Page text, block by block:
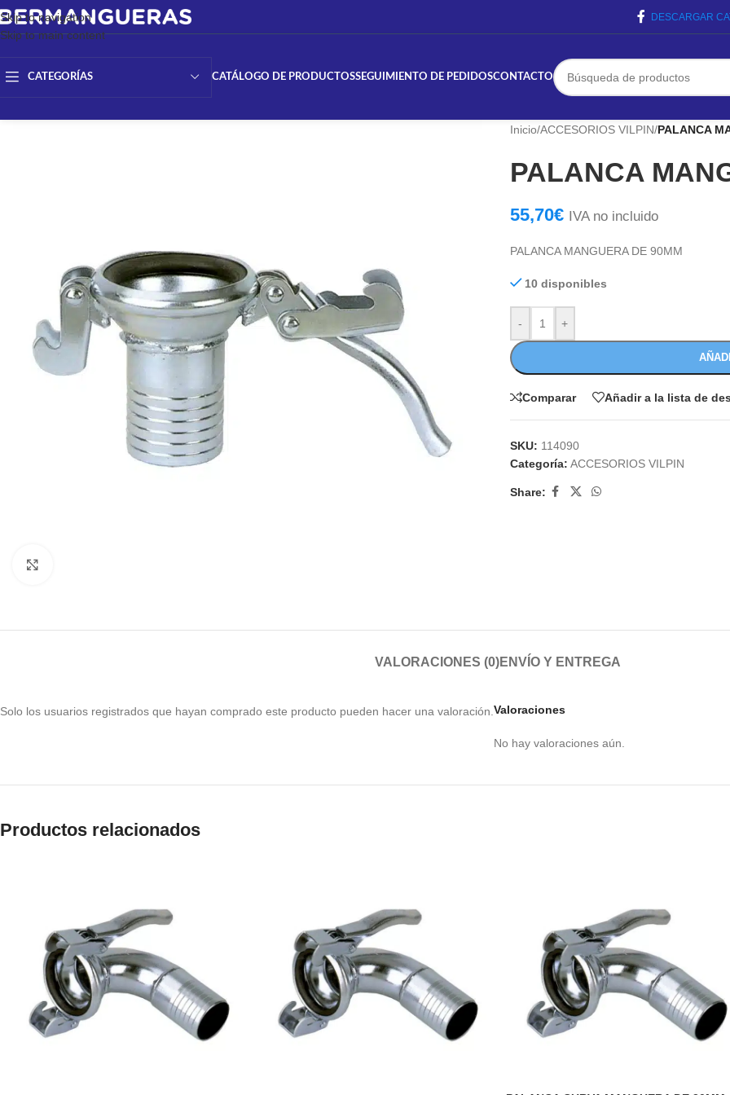
Skip to navigation
Skip to main content
DESCARGAR
CATEGORÍAS CATÁLOGO DE PRODUCTOSSEGUIMIENTO DE PEDIDOSCONTACTO
Inicio/ACCESORIOS VILPIN/PALANCA
PALANCA
55,70€ IVA no incluido
PALANCA MANGUERA DE 90MM
10 disponibles
- +
Comparar Añadir a la lista de
SKU: 114090
Categoría: ACCESORIOS VILPIN
Share:
VALORACIONES (0)ENVÍO Y ENTREGA
Valoraciones
No hay valoraciones aún.
Solo los usuarios registrados que hayan comprado este producto pueden hacer una valoración.
Productos relacionados